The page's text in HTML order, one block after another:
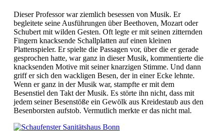
Dieser Professor war ziemlich besessen von Musik. Er
begleitete seine Ausführungen über Beethoven, Mozart oder
Schubert mit wilden Gesten. Oft legte er mit seinen zitternden
Fingern knacksende Schallplatten auf einen kleinen
Plattenspieler. Er spielte die Passagen vor, über die er gerade
gesprochen hatte, war ganz in dieser Musik, kommentierte die
knacksenden Motive mit seiner knarzigen Stimme. Und dann
griff er sich den wackligen Besen, der in einer Ecke lehnte.
Wenn er ganz in der Musik war, stampfte er mit dem
Besenstiel den Takt der Musik. Es störte ihn nicht, dass mit
jedem seiner Besenstöße ein Gewölk aus Kreidestaub aus den
Besenborsten aufstob. Vermutlich merkte er das nicht mal.